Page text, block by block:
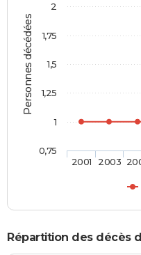
Personnes décédées
2001 2003
0,75
1
1,25
1,5
1,75
2
Répartition des décès